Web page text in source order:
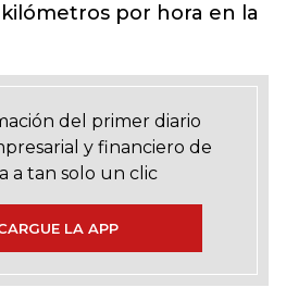
kilómetros por hora en la
del primer diario
y financiero de
a tan solo un clic
LA APP